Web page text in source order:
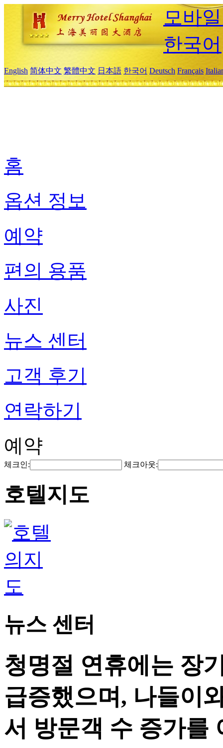
모바
한국어
English 简体中文 繁體中文 日本語 한국어 Deutsch Français
홈
옵션 정보
예약
편의 용품
사진
뉴스 센터
고객 후기
연락하기
예약
체크인: 체크아웃:
호텔지도
뉴스 센터
청명절 연휴에는 장
급증했으며, 나들이
서 방문객 수 증가를